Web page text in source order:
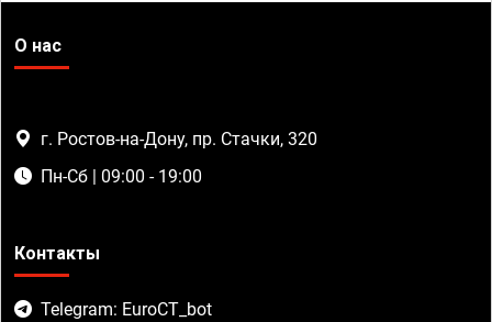
О нас
г. Ростов-на-Дону, пр. Стачки, 320
Пн-Сб | 09:00 - 19:00
Контакты
Telegram: EuroCT_bot